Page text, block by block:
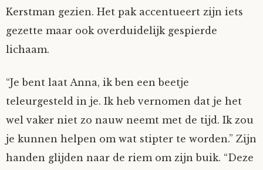
Kerstman gezien. Het pak accentueert zijn iets
gezette maar ook overduidelijk gespierde
lichaam.
“Je bent laat Anna, ik ben een beetje
teleurgesteld in je. Ik heb vernomen dat je het
wel vaker niet zo nauw neemt met de tijd. Ik zou
je kunnen helpen om wat stipter te worden.” Zijn
handen glijden naar de riem om zijn buik. “Deze